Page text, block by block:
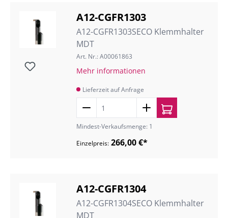
A12-CGFR1303
A12-CGFR1303SECO Klemmhalter
MDT
Art. Nr.: A00061863
Mehr informationen
Lieferzeit auf Anfrage
Mindest-Verkaufsmenge: 1
Einzelpreis: 266,00 €*
A12-CGFR1304
A12-CGFR1304SECO Klemmhalter
MDT